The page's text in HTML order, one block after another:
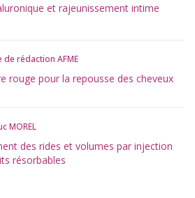
et rajeunissement intime
de rédaction AFME
rouge pour la repousse des cheveux
MOREL
des rides et volumes par injection
résorbables